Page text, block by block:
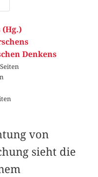
(Hg.)
Denkens
von
sieht die